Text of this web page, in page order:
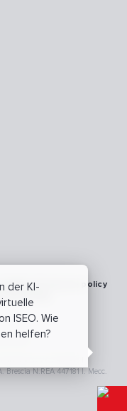
der KI-
ISEO. Wie
helfen?
€ 24.340.965 |
Brescia N.REA 447181 |. Mecc.
disclosure policy